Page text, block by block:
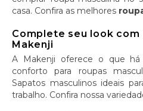
casa. Confira as melhores
Complete seu look com
Makenji
A Makenji oferece o que
conforto para roupas
Sapatos masculinos ideais
trabalho. Confira nossa